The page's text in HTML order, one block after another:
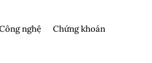
nghệ Chứng khoán